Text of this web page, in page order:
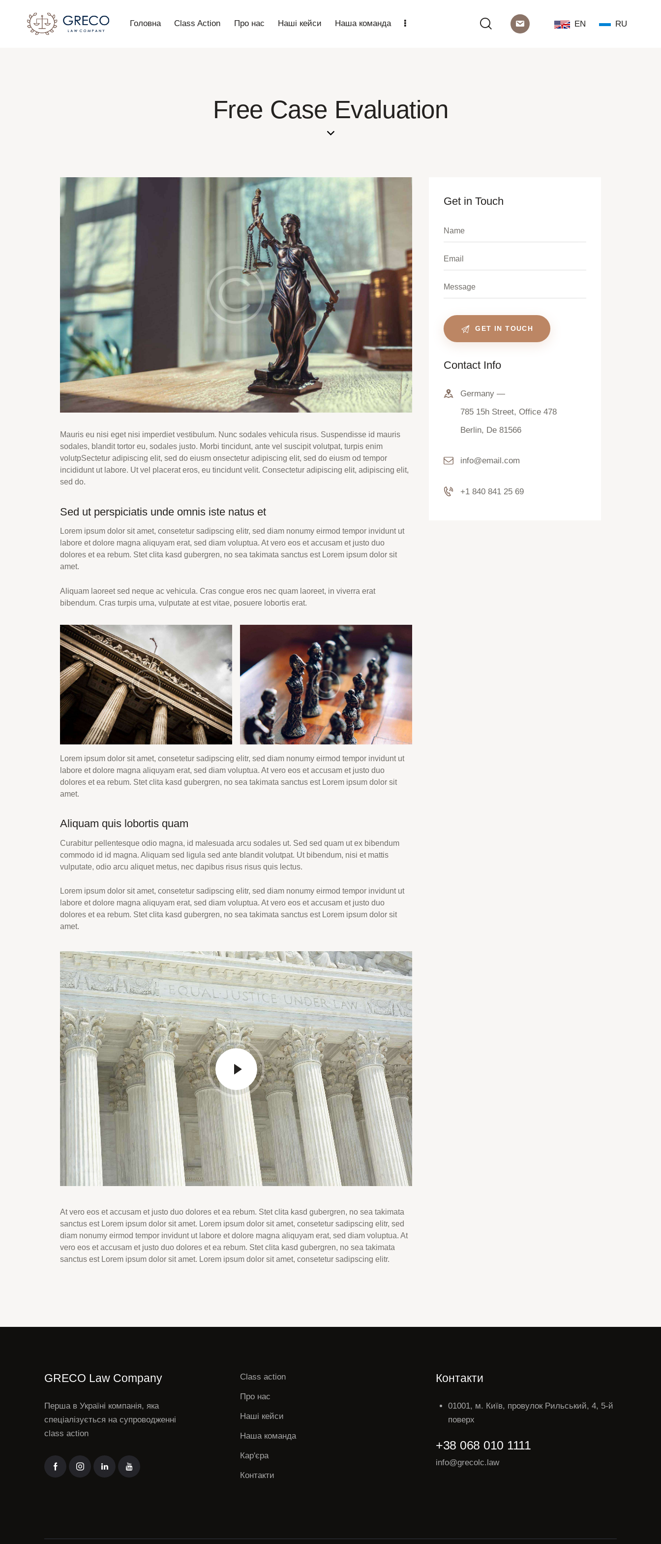
Головна Class Action Про нас Наші кейси Наша команда EN RU
Free Case Evaluation
Mauris eu nisi eget nisi imperdiet vestibulum. Nunc sodales vehicula risus. Suspendisse id mauris
sodales, blandit tortor eu, sodales justo. Morbi tincidunt, ante vel suscipit volutpat, turpis enim
volutpSectetur adipiscing elit, sed do eiusm onsectetur adipiscing elit, sed do eiusm od tempor
incididunt ut labore. Ut vel placerat eros, eu tincidunt velit. Consectetur adipiscing elit, adipiscing elit,
sed do.
Sed ut perspiciatis unde omnis iste natus et
Lorem ipsum dolor sit amet, consetetur sadipscing elitr, sed diam nonumy eirmod tempor invidunt ut
labore et dolore magna aliquyam erat, sed diam voluptua. At vero eos et accusam et justo duo
dolores et ea rebum. Stet clita kasd gubergren, no sea takimata sanctus est Lorem ipsum dolor sit
amet.
Aliquam laoreet sed neque ac vehicula. Cras congue eros nec quam laoreet, in viverra erat
bibendum. Cras turpis urna, vulputate at est vitae, posuere lobortis erat.
Lorem ipsum dolor sit amet, consetetur sadipscing elitr, sed diam nonumy eirmod tempor invidunt ut
labore et dolore magna aliquyam erat, sed diam voluptua. At vero eos et accusam et justo duo
dolores et ea rebum. Stet clita kasd gubergren, no sea takimata sanctus est Lorem ipsum dolor sit
amet.
Aliquam quis lobortis quam
Curabitur pellentesque odio magna, id malesuada arcu sodales ut. Sed sed quam ut ex bibendum
commodo id id magna. Aliquam sed ligula sed ante blandit volutpat. Ut bibendum, nisi et mattis
vulputate, odio arcu aliquet metus, nec dapibus risus risus quis lectus.
Lorem ipsum dolor sit amet, consetetur sadipscing elitr, sed diam nonumy eirmod tempor invidunt ut
labore et dolore magna aliquyam erat, sed diam voluptua. At vero eos et accusam et justo duo
dolores et ea rebum. Stet clita kasd gubergren, no sea takimata sanctus est Lorem ipsum dolor sit
amet.
At vero eos et accusam et justo duo dolores et ea rebum. Stet clita kasd gubergren, no sea takimata
sanctus est Lorem ipsum dolor sit amet. Lorem ipsum dolor sit amet, consetetur sadipscing elitr, sed
diam nonumy eirmod tempor invidunt ut labore et dolore magna aliquyam erat, sed diam voluptua. At
vero eos et accusam et justo duo dolores et ea rebum. Stet clita kasd gubergren, no sea takimata
sanctus est Lorem ipsum dolor sit amet. Lorem ipsum dolor sit amet, consetetur sadipscing elitr.
Get in Touch
Contact Info
Germany —
785 15h Street, Office 478
Berlin, De 81566
info@email.com
+1 840 841 25 69
GRECO Law Company
Перша в Україні компанія, яка
спеціалізується на супроводженні
class action
Class action
Про нас
Наші кейси
Наша команда
Кар'єра
Контакти
Контакти
01001, м. Київ, провулок Рильський, 4, 5-й
поверх
+38 068 010 1111
info@grecolc.law